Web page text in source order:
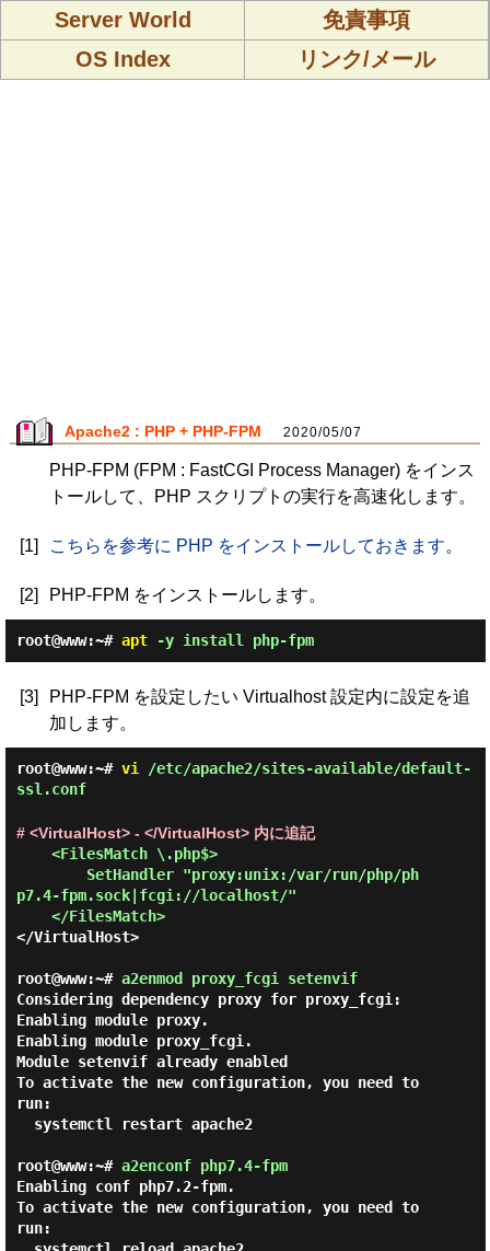
Server World
免責事項
OS Index
リンク/メール
Apache2 : PHP + PHP-FPM 2020/05/07
PHP-FPM (FPM : FastCGI Process Manager) をインス
トールして、PHP スクリプトの実行を高速化します。
[1] こちらを参考に PHP をインストールしておきます。
[2] PHP-FPM をインストールします。
root@www:~# apt-y install php-fpm
[3]
PHP-FPM を設定したい Virtualhost 設定内に設定を追
加します。
root@www:~# vi /etc/apache2/sites-available/default-
ssl.conf
# <VirtualHost> - </VirtualHost> 内に追記
<FilesMatch \.php$>
SetHandler "proxy:unix:/var/run/php/ph
p7.4-fpm.sock|fcgi://localhost/"
</FilesMatch>
</VirtualHost>
root@www:~# a2enmod proxy_fcgi setenvif
Considering dependency proxy for proxy_fcgi:
Enabling module proxy.
Enabling module proxy_fcgi.
Module setenvif already enabled
To activate the new configuration, you need to
run:
root@www:~# a2enconf php7.4-fpm
Enabling conf php7.2-fpm.
To activate the new configuration, you need to
run: